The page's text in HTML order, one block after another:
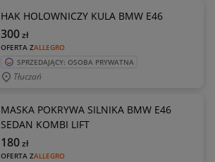
HAK HOLOWNICZY KULA BMW E46
OFERTA ZALLEGRO
300zł
SPRZEDAJĄCY: OSOBA PRYWATNA
Tłuczań
MASKA POKRYWA SILNIKA BMW E46
SEDAN KOMBI LIFT
OFERTA ZALLEGRO
180zł